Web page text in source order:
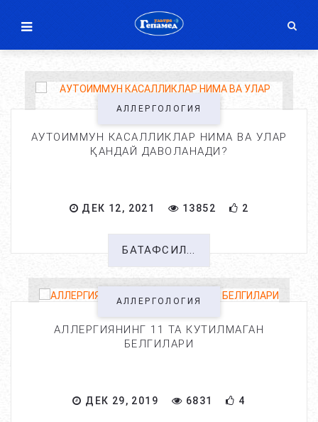
АЛЛЕРГОЛОГИЯ
АУТОИММУН КАСАЛЛИКЛАР НИМА ВА УЛАР
ҚАНДАЙ ДАВОЛАНАДИ?
ДЕК 12, 2021 13852 2
БАТАФСИЛ...
АЛЛЕРГОЛОГИЯ
АЛЛЕРГИЯНИНГ 11 ТА КУТИЛМАГАН
БЕЛГИЛАРИ
ДЕК 29, 2019 6831 4